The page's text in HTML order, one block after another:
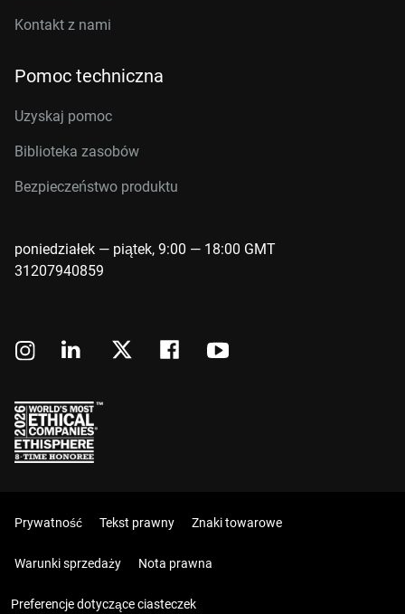
Kontakt z nami
Pomoc techniczna
Uzyskaj pomoc
Biblioteka zasobów
Bezpieczeństwo produktu
poniedziałek — piątek, 9:00 — 18:00 GMT
31207940859
Prywatność Tekst prawny Znaki towarowe
Warunki sprzedaży Nota prawna
Preferencje dotyczące ciasteczek